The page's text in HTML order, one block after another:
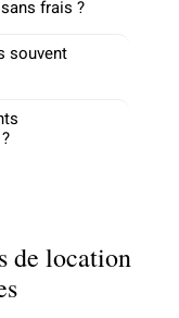
frais ?
souvent
de location